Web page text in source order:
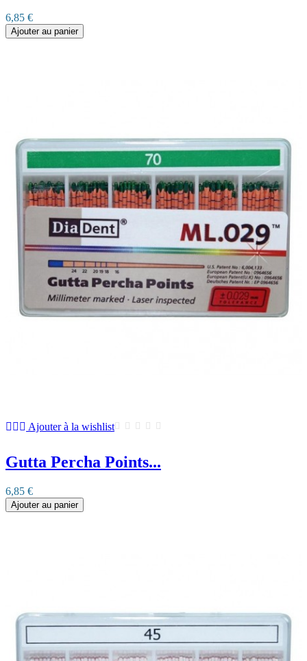
6,85 €
Ajouter au panier
Ajouter à la wishlist
Gutta Percha Points...
6,85 €
Ajouter au panier